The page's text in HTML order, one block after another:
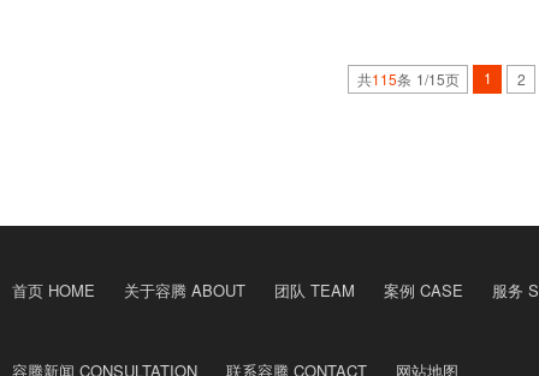
共115条 1/15页 1 2
首页 HOME 关于容腾 ABOUT 团队 TEAM 案例 CASE 服务
容腾新闻 CONSULTATION 联系容腾 CONTACT 网站地图